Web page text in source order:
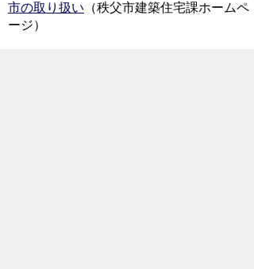
市の取り扱い （秩父市建築住宅課ホームペ
ージ）